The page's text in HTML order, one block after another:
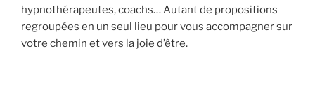
hypnothérapeutes, coachs… Autant de propositions
regroupées en un seul lieu pour vous accompagner sur
votre chemin et vers la joie d’être.